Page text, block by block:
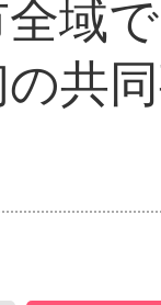
域
共